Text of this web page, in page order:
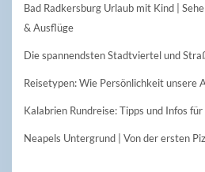
Bad Radkersburg Urlaub mit Kind |
& Ausflüge
Die spannendsten Stadtviertel und
Reisetypen: Wie Persönlichkeit unsere
Kalabrien Rundreise: Tipps und Infos
Neapels Untergrund | Von der ersten